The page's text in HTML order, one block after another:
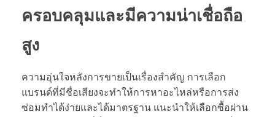
ครอบคลุมและมีความน่าเชื่อถือ
สูง
ความอุ่นใจหลังการขายเป็นเรื่องสำคัญ การเลือก
แบรนด์ที่มีชื่อเสียงจะทำให้การหาอะไหล่หรือการส่ง
ซ่อมทำได้ง่ายและได้มาตรฐาน แนะนำให้เลือกซื้อผ่าน